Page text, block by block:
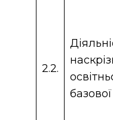
2.2.